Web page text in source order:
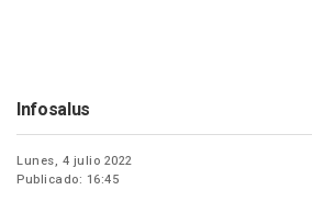
Infosalus
Lunes, 4 julio 2022
Publicado: 16:45